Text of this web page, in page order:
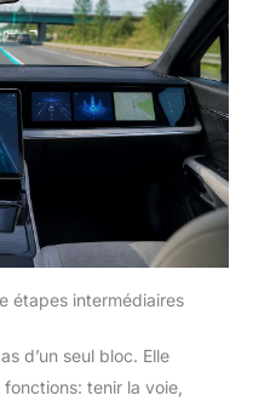
étapes intermédiaires
d’un seul bloc. Elle
tenir la voie,